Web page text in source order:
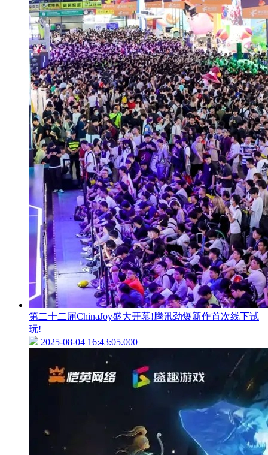
第二十二届ChinaJoy盛大开幕!腾讯劲爆新作首次线下试
玩!
2025-08-04 16:43:05.000